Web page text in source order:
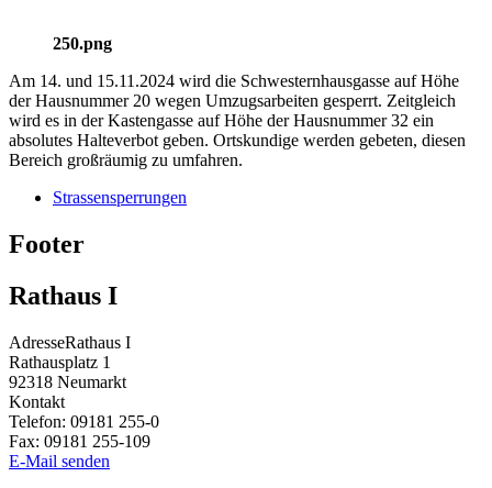
250.png
Am 14. und 15.11.2024 wird die Schwesternhausgasse auf Höhe
der Hausnummer 20 wegen Umzugsarbeiten gesperrt. Zeitgleich
wird es in der Kastengasse auf Höhe der Hausnummer 32 ein
absolutes Halteverbot geben. Ortskundige werden gebeten, diesen
Bereich großräumig zu umfahren.
Strassensperrungen
Footer
Rathaus I
AdresseRathaus I
Rathausplatz 1
92318 Neumarkt
Kontakt
Telefon: 09181 255-0
Fax: 09181 255-109
E-Mail senden